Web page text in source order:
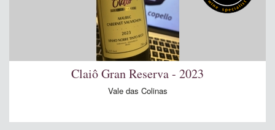
Claiô Gran Reserva - 2023
Vale das Colinas